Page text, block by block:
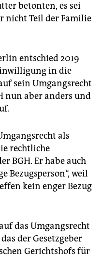
betonten, es sei
nicht Teil der Familie
entschied 2019
in die
sein Umgangsrecht
nun aber anders und
als
rechtliche
BGH. Er habe auch
Bezugsperson“, weil
kein enger Bezug
das Umgangsrecht
der Gesetzgeber
Gerichtshofs für